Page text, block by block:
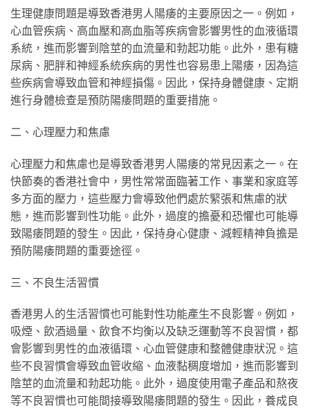
生理健康問題是導致香港男人陽痿的主要原因之一。例如，
心血管疾病、高血壓和高血脂等疾病會影響男性的血液循環
系統，進而影響到陰莖的血流量和勃起功能。此外，患有糖
尿病、肥胖和神經系統疾病的男性也容易患上陽痿，因為這
些疾病會導致血管和神經損傷。因此，保持身體健康、定期
進行身體檢查是預防陽痿問題的重要措施。
二、心理壓力和焦慮
心理壓力和焦慮也是導致香港男人陽痿的常見因素之一。在
快節奏的香港社會中，男性常常面臨著工作、事業和家庭等
多方面的壓力，這些壓力會導致他們處於緊張和焦慮的狀
態，進而影響到性功能。此外，過度的擔憂和恐懼也可能導
致陽痿問題的發生。因此，保持身心健康、減輕精神負擔是
預防陽痿問題的重要途徑。
三、不良生活習慣
香港男人的生活習慣也可能對性功能產生不良影響。例如，
吸煙、飲酒過量、飲食不均衡以及缺乏運動等不良習慣，都
會影響到男性的血液循環、心血管健康和整體健康狀況。這
些不良習慣會導致血管收縮、血液黏稠度增加，進而影響到
陰莖的血流量和勃起功能。此外，過度使用電子產品和熬夜
等不良習慣也可能間接導致陽痿問題的發生。因此，養成良